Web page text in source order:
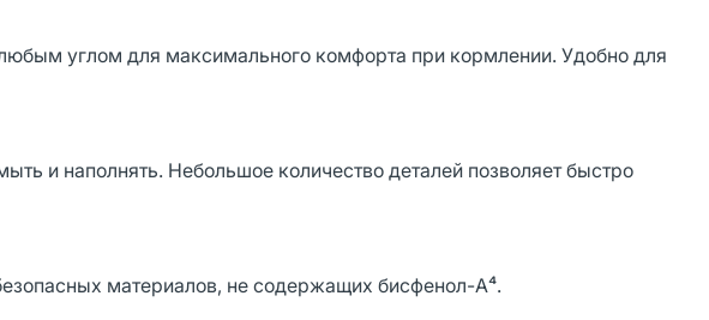
углом для максимального комфорта при кормлении. Удобно для
и наполнять. Небольшое количество деталей позволяет быстро
материалов, не содержащих бисфенол-A⁴.